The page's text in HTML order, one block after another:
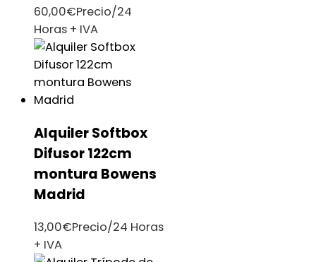
60,00€Precio/24
Horas + IVA
Alquiler Softbox
Difusor 122cm
montura Bowens
Madrid
13,00€Precio/24 Horas
+ IVA